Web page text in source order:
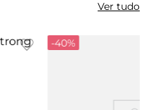
Ver tudo
-40%